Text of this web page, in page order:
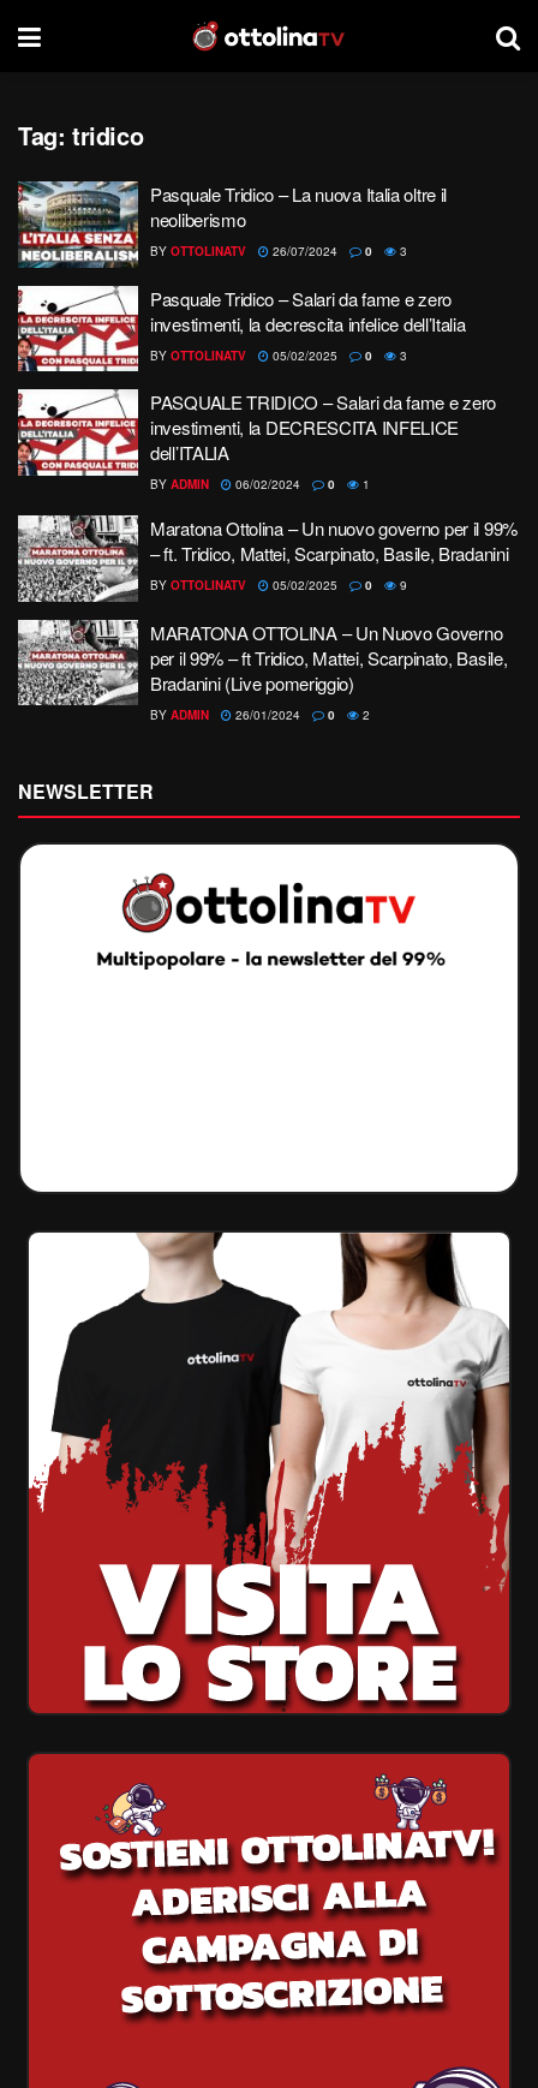
Tag: tridico
Pasquale Tridico – La nuova Italia oltre il
neoliberismo
BY OTTOLINATV 26/07/2024 0 3
Pasquale Tridico – Salari da fame e zero
investimenti, la decrescita infelice dell’Italia
BY OTTOLINATV 05/02/2025 0 3
PASQUALE TRIDICO – Salari da fame e zero
investimenti, la DECRESCITA INFELICE
dell’ITALIA
BY ADMIN 06/02/2024 0 1
Maratona Ottolina – Un nuovo governo per il 99%
– ft. Tridico, Mattei, Scarpinato, Basile, Bradanini
BY OTTOLINATV 05/02/2025 0 9
MARATONA OTTOLINA – Un Nuovo Governo
per il 99% – ft Tridico, Mattei, Scarpinato, Basile,
Bradanini (Live pomeriggio)
BY ADMIN 26/01/2024 0 2
NEWSLETTER